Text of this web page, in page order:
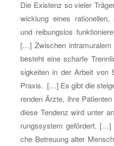
Die Exis­tenz so vie­ler
wick­lung eines ra­tio­nel­len,
und rei­bungs­los
[…] Zwi­schen
be­steht eine schar­fe
sig­kei­ten in der Ar­beit von
Pra­xis. […] Es gibt die
ren­den Ärzte, ihre
diese Ten­denz wird unter
rungs­sys­tem ge­för­dert.
che Be­treu­ung alter